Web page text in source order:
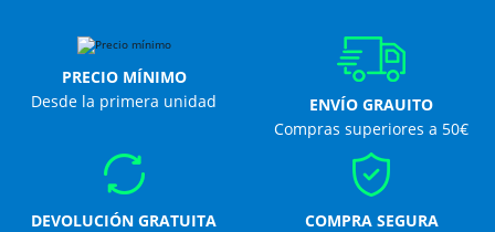
PRECIO MÍNIMO
Desde la primera unidad
ENVÍO GRAUITO
Compras superiores a 50€
DEVOLUCIÓN GRATUITA
COMPRA SEGURA